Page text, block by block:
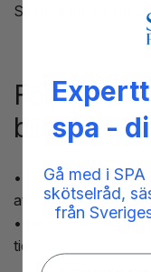
Slipp oroa dig för
Följ din
blick:
•
att indikera pH-
• Se omedelbart
tid!
spa -
Gå med i
skötselråd,
från